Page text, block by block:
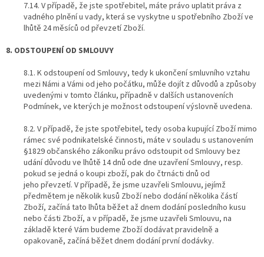
7.14. V případě, že jste spotřebitel, máte právo uplatit práva z
vadného plnění u vady, která se vyskytne u spotřebního Zboží ve
lhůtě 24 měsíců od převzetí Zboží.
8. ODSTOUPENÍ OD SMLOUVY
8.1. K odstoupení od Smlouvy, tedy k ukončení smluvního vztahu
mezi Námi a Vámi od jeho počátku, může dojít z důvodů a způsoby
uvedenými v tomto článku, případně v dalších ustanoveních
Podmínek, ve kterých je možnost odstoupení výslovně uvedena.
8.2. V případě, že jste spotřebitel, tedy osoba kupující Zboží mimo
rámec své podnikatelské činnosti, máte v souladu s ustanovením
§1829 občanského zákoníku právo odstoupit od Smlouvy bez
udání důvodu ve lhůtě 14 dnů ode dne uzavření Smlouvy, resp.
pokud se jedná o koupi zboží, pak do čtrnácti dnů od
jeho převzetí. V případě, že jsme uzavřeli Smlouvu, jejímž
předmětem je několik kusů Zboží nebo dodání několika částí
Zboží, začíná tato lhůta běžet až dnem dodání posledního kusu
nebo části Zboží, a v případě, že jsme uzavřeli Smlouvu, na
základě které Vám budeme Zboží dodávat pravidelně a
opakovaně, začíná běžet dnem dodání první dodávky.